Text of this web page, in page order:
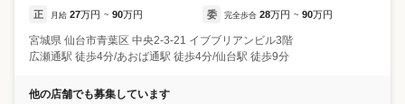
正 月給 27万円 ~ 90万円 委 完全歩合 28万円 ~ 90万円
宮城県 仙台市青葉区 中央2-3-21 イブブリアンビル3階
広瀬通駅 徒歩4分/あおば通駅 徒歩4分/仙台駅 徒歩9分
他の店舗でも募集しています